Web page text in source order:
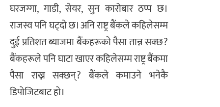
घरजग्गा, गाडी, सेयर, सुन कारोबार ठप्प छ।
राजस्व पनि घट्दो छ। अनि राष्ट्र बैंकले कहिलेसम्म
दुई प्रतिशत ब्याजमा बैंकहरूको पैसा तान्न सक्छ?
बैंकहरूले पनि घाटा खाएर कहिलेसम्म राष्ट्र बैंकमा
पैसा राख्न सक्छन्? बैंकले कमाउने भनेकै
डिपोजिटबाट हो।